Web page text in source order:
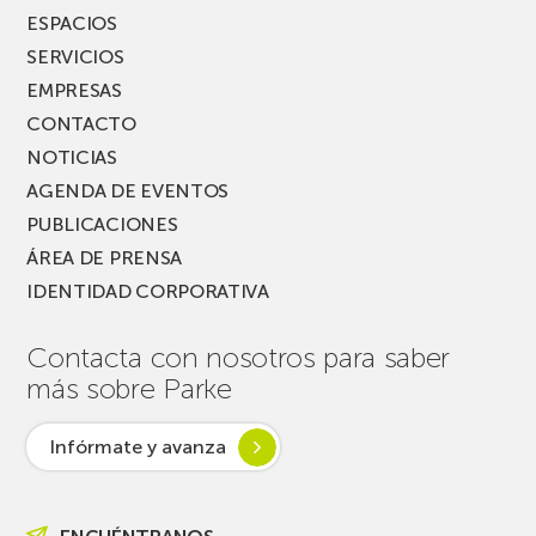
ESPACIOS
SERVICIOS
EMPRESAS
CONTACTO
NOTICIAS
AGENDA DE EVENTOS
PUBLICACIONES
ÁREA DE PRENSA
IDENTIDAD CORPORATIVA
Contacta con nosotros para saber
más sobre Parke
Infórmate y avanza